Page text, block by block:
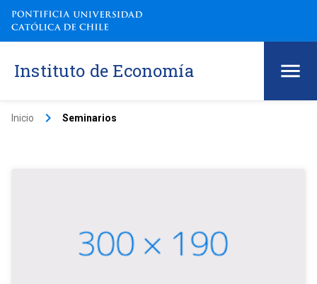
Instituto de Economía
Inicio keyboard_arrow_right Seminarios